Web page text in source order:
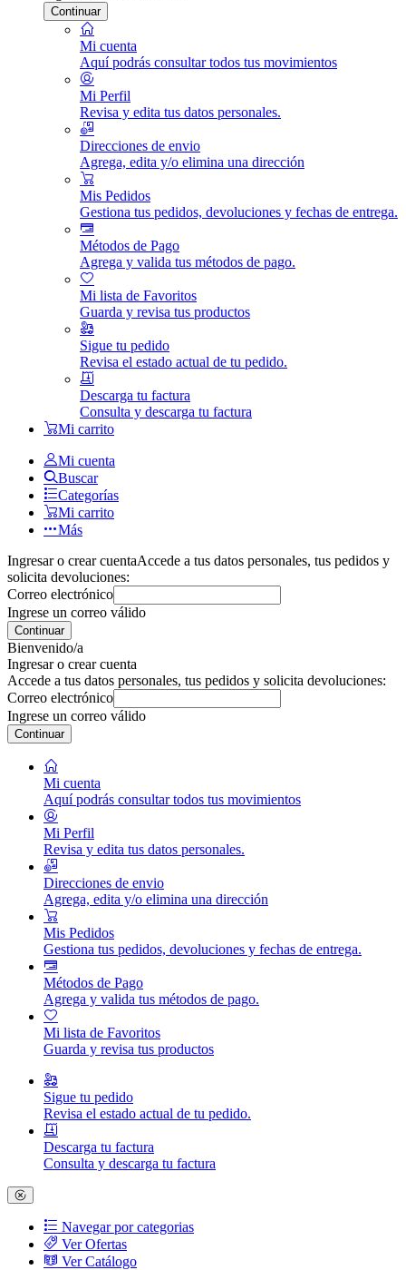
Continuar
Mi cuenta
Aquí podrás consultar todos tus movimientos
Mi Perfil
Revisa y edita tus datos personales.
Direcciones de envio
Agrega, edita y/o elimina una dirección
Mis Pedidos
Gestiona tus pedidos, devoluciones y fechas de entrega.
Métodos de Pago
Agrega y valida tus métodos de pago.
Mi lista de Favoritos
Guarda y revisa tus productos
Sigue tu pedido
Revisa el estado actual de tu pedido.
Descarga tu factura
Consulta y descarga tu factura
Mi carrito
Mi cuenta
Buscar
Categorías
Mi carrito
Más
Ingresar o crear cuentaAccede a tus datos personales, tus pedidos y
solicita devoluciones:
Correo electrónico
Ingrese un correo válido
Continuar
Bienvenido/a
Ingresar o crear cuenta
Accede a tus datos personales, tus pedidos y solicita devoluciones:
Correo electrónico
Ingrese un correo válido
Continuar
Mi cuenta
Aquí podrás consultar todos tus movimientos
Mi Perfil
Revisa y edita tus datos personales.
Direcciones de envio
Agrega, edita y/o elimina una dirección
Mis Pedidos
Gestiona tus pedidos, devoluciones y fechas de entrega.
Métodos de Pago
Agrega y valida tus métodos de pago.
Mi lista de Favoritos
Guarda y revisa tus productos
Sigue tu pedido
Revisa el estado actual de tu pedido.
Descarga tu factura
Consulta y descarga tu factura
Navegar por categorias
Ver Ofertas
Ver Catálogo